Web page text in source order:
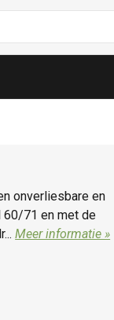
onverliesbare en
60/71 en met de
Meer informatie »